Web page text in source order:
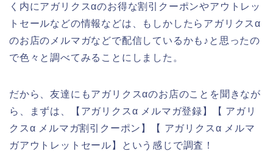
く内にアガリクスαのお得な割引クーポンやアウトレッ
トセールなどの情報などは、もしかしたらアガリクスα
のお店のメルマガなどで配信しているかも♪と思ったの
で色々と調べてみることにしました。
だから、友達にもアガリクスαのお店のことを聞きなが
ら、まずは、【アガリクスα メルマガ登録】【 アガリ
クスα メルマガ割引クーポン】【 アガリクスα メルマ
ガアウトレットセール】という感じで調査！